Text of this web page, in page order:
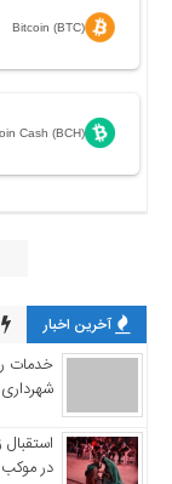
Bitcoin (BTC)
Cash (BCH)
آخرین اخبار
خدمات
شهرداری منطقه
در